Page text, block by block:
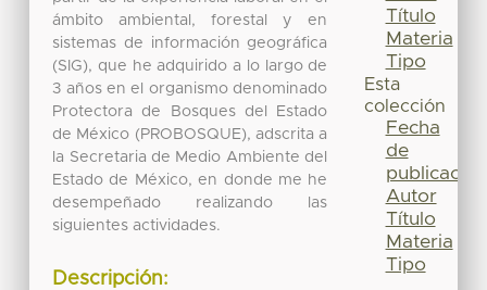
ámbito ambiental, forestal y en
sistemas de información geográfica
(SIG), que he adquirido a lo largo de
3 años en el organismo denominado
Protectora de Bosques del Estado
de México (PROBOSQUE), adscrita a
la Secretaria de Medio Ambiente del
Estado de México, en donde me he
desempeñado realizando las
siguientes actividades.
Descripción:
Título
Materia
Tipo
Esta
colección
Fecha
de
publicación
Autor
Título
Materia
Tipo